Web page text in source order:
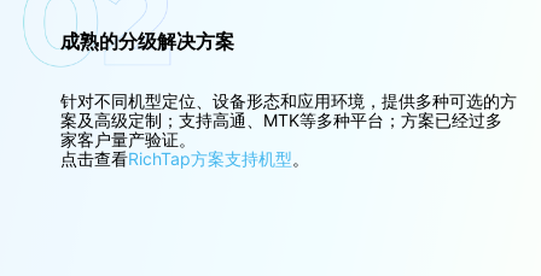
成熟的分级解决方案
针对不同机型定位、设备形态和应用环境，提供多种可选的方
案及高级定制；支持高通、MTK等多种平台；方案已经过多
家客户量产验证。
点击查看RichTap方案支持机型。